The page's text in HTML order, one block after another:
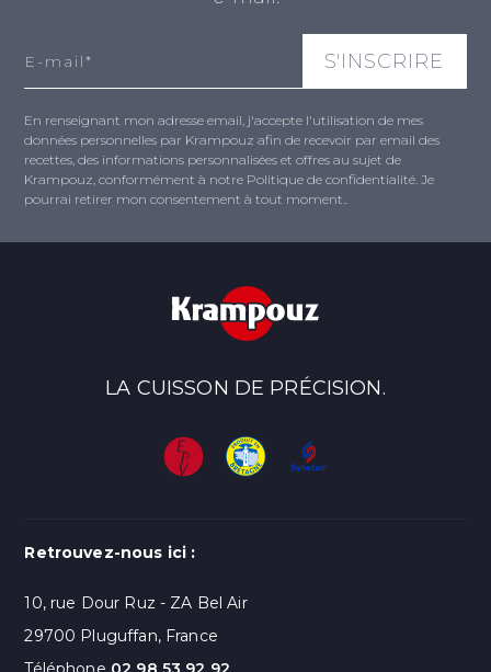
En renseignant mon adresse email, j'accepte l'utilisation de mes
données personnelles par Krampouz afin de recevoir par email des
recettes, des informations personnalisées et offres au sujet de
Krampouz, conformément à notre Politique de confidentialité. Je
pourrai retirer mon consentement à tout moment..
LA CUISSON DE PRÉCISION.
Retrouvez-nous ici :
10, rue Dour Ruz - ZA Bel Air
29700 Pluguffan, France